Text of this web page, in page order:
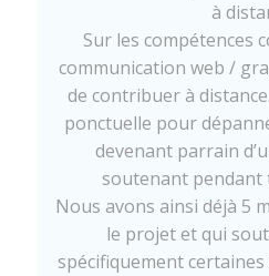
à
Sur les compétences
communication web /
de contribuer à
ponctuelle pour
devenant parrain
soutenant pendant
Nous avons ainsi déjà 5
le projet et qui
spécifiquement